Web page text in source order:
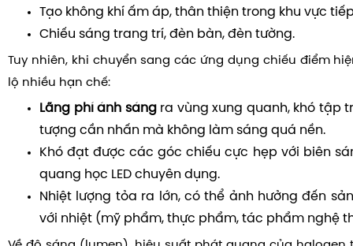
Tạo không khí ấm áp, thân thiện trong khu vực
Chiếu sáng trang trí, đèn bàn, đèn tường.
Tuy nhiên, khi chuyển sang các ứng dụng chiếu điểm
lộ nhiều hạn chế:
Lãng phí ánh sángra vùng xung quanh, khó tập
tượng cần nhấn mà không làm sáng quá nền.
Khó đạt được các góc chiếu cực hẹp với biên
quang học LED chuyên dụng.
Nhiệt lượng tỏa ra lớn, có thể ảnh hưởng đến
với nhiệt (mỹ phẩm, thực phẩm, tác phẩm nghệ